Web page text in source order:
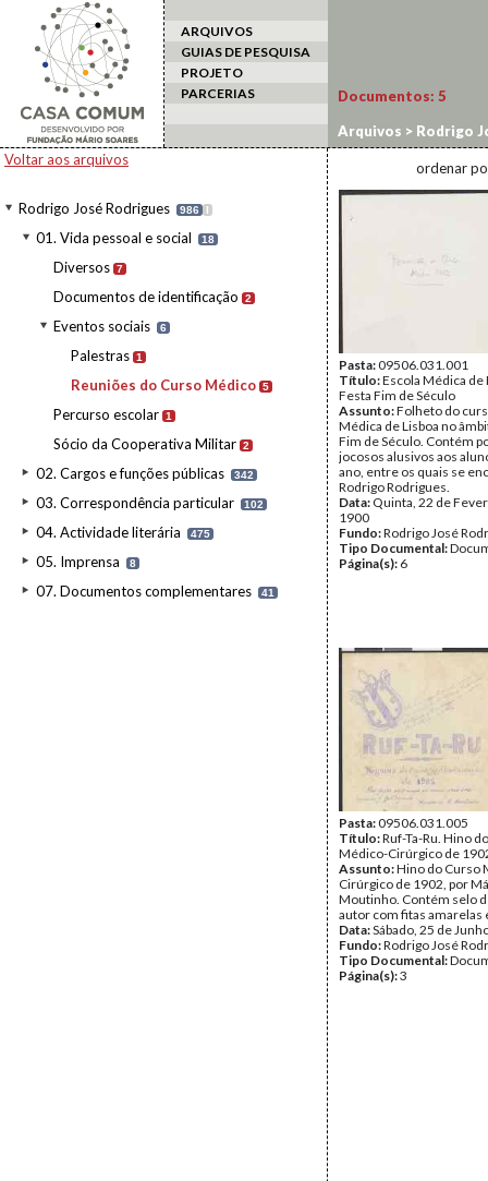
ARQUIVOS
GUIAS DE PESQUISA
PROJETO
PARCERIAS
Voltar aos arquivos
Rodrigo José Rodrigues 986 I
01. Vida pessoal e social 18
Diversos 7
Documentos de identificação 2
Eventos sociais 6
Palestras 1
Reuniões do Curso Médico 5
Percurso escolar 1
Sócio da Cooperativa Militar 2
02. Cargos e funções públicas 342
03. Correspondência particular 102
04. Actividade literária 475
05. Imprensa 8
07. Documentos complementares 41
Documentos: 5
Arquivos > Rodrigo
Médico
ordenar
Pasta:09506.031.001
Título:Escola Médica de
Festa Fim de Século
Assunto:Folheto do
Médica de Lisboa no
Fim de Século. Contém
jocosos alusivos aos
ano, entre os quais se
Rodrigo Rodrigues.
Data: Quinta, 22 de
1900
Fundo:Rodrigo José
Tipo Documental:
Página(s): 6
Pasta:09506.031.005
Título:Ruf-Ta-Ru. Hino
Médico-Cirúrgico de
Assunto:Hino do Curso
Cirúrgico de 1902, por
Moutinho. Contém selo
autor com fitas amarelas
Data:Sábado, 25 de
Fundo:Rodrigo José
Tipo Documental:
Página(s):3